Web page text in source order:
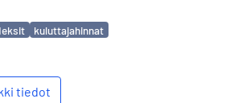
kuluttajahinnat
tiedot